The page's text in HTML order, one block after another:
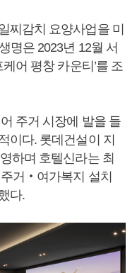
찌감치 요양사업을 미
명은 2023년 12월 서
어 평창 카운티’를 조
주거 시장에 발을 들
이다. 롯데건설이 지
하며 호텔신라는 최
거‧여가복지 설치
다.